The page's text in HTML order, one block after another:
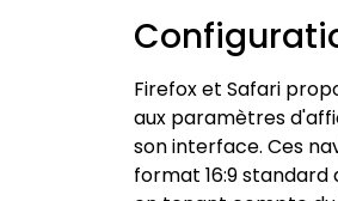
Firefox et Safari
aux paramètres
son interface. Ces
format 16:9 standard